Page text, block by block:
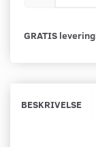
GRATIS
BESKRIVELSE